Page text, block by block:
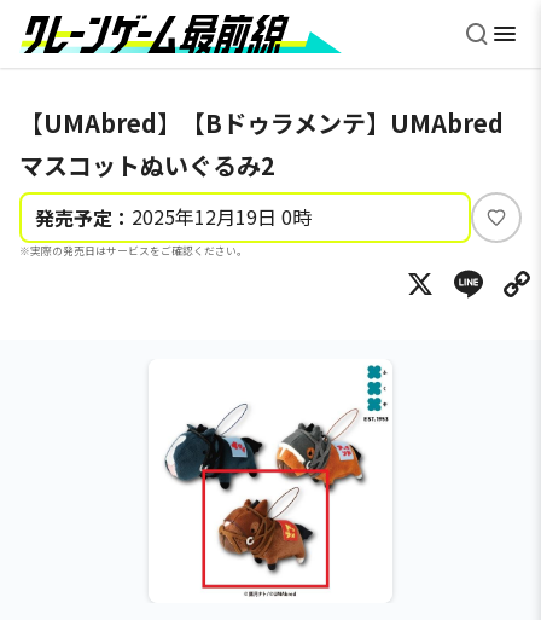
【UMAbred】【Bドゥラメンテ】UMAbred
マスコットぬいぐるみ2
発売予定： 2025年12月19日 0時
※実際の発売日はサービスをご確認ください。
い
ね
X